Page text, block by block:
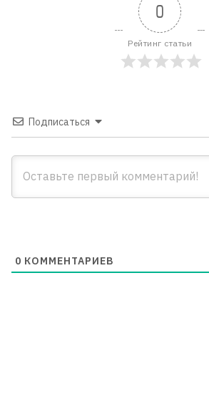
0
Рейтинг статьи
Подписаться
0 КОММЕНТАРИЕВ